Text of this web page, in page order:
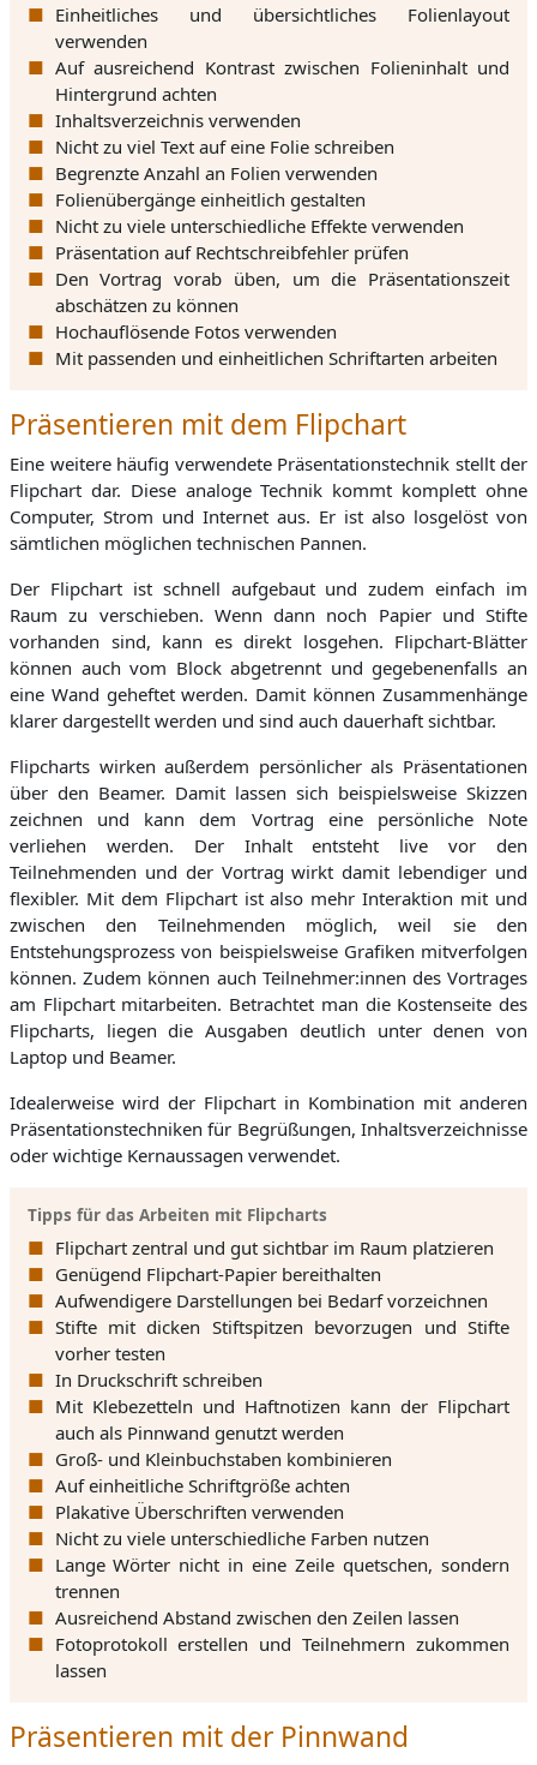
Einheitliches und übersichtliches Folienlayout
verwenden
Auf ausreichend Kontrast zwischen Folieninhalt und
Hintergrund achten
Inhaltsverzeichnis verwenden
Nicht zu viel Text auf eine Folie schreiben
Begrenzte Anzahl an Folien verwenden
Folienübergänge einheitlich gestalten
Nicht zu viele unterschiedliche Effekte verwenden
Präsentation auf Rechtschreibfehler prüfen
Den Vortrag vorab üben, um die Präsentationszeit
abschätzen zu können
Hochauflösende Fotos verwenden
Mit passenden und einheitlichen Schriftarten arbeiten
Präsentieren mit dem Flipchart
Eine weitere häufig verwendete Präsentationstechnik stellt der
Flipchart dar. Diese analoge Technik kommt komplett ohne
Computer, Strom und Internet aus. Er ist also losgelöst von
sämtlichen möglichen technischen Pannen.
Der Flipchart ist schnell aufgebaut und zudem einfach im
Raum zu verschieben. Wenn dann noch Papier und Stifte
vorhanden sind, kann es direkt losgehen. Flipchart-Blätter
können auch vom Block abgetrennt und gegebenenfalls an
eine Wand geheftet werden. Damit können Zusammenhänge
klarer dargestellt werden und sind auch dauerhaft sichtbar.
Flipcharts wirken außerdem persönlicher als Präsentationen
über den Beamer. Damit lassen sich beispielsweise Skizzen
zeichnen und kann dem Vortrag eine persönliche Note
verliehen werden. Der Inhalt entsteht live vor den
Teilnehmenden und der Vortrag wirkt damit lebendiger und
flexibler. Mit dem Flipchart ist also mehr Interaktion mit und
zwischen den Teilnehmenden möglich, weil sie den
Entstehungsprozess von beispielsweise Grafiken mitverfolgen
können. Zudem können auch Teilnehmer:innen des Vortrages
am Flipchart mitarbeiten. Betrachtet man die Kostenseite des
Flipcharts, liegen die Ausgaben deutlich unter denen von
Laptop und Beamer.
Idealerweise wird der Flipchart in Kombination mit anderen
Präsentationstechniken für Begrüßungen, Inhaltsverzeichnisse
oder wichtige Kernaussagen verwendet.
Tipps für das Arbeiten mit Flipcharts
Flipchart zentral und gut sichtbar im Raum platzieren
Genügend Flipchart-Papier bereithalten
Aufwendigere Darstellungen bei Bedarf vorzeichnen
Stifte mit dicken Stiftspitzen bevorzugen und Stifte
vorher testen
In Druckschrift schreiben
Mit Klebezetteln und Haftnotizen kann der Flipchart
auch als Pinnwand genutzt werden
Groß- und Kleinbuchstaben kombinieren
Auf einheitliche Schriftgröße achten
Plakative Überschriften verwenden
Nicht zu viele unterschiedliche Farben nutzen
Lange Wörter nicht in eine Zeile quetschen, sondern
trennen
Ausreichend Abstand zwischen den Zeilen lassen
Fotoprotokoll erstellen und Teilnehmern zukommen
lassen
Präsentieren mit der Pinnwand